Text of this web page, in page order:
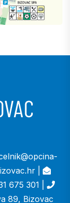
|
675 301 |
89, Bizovac